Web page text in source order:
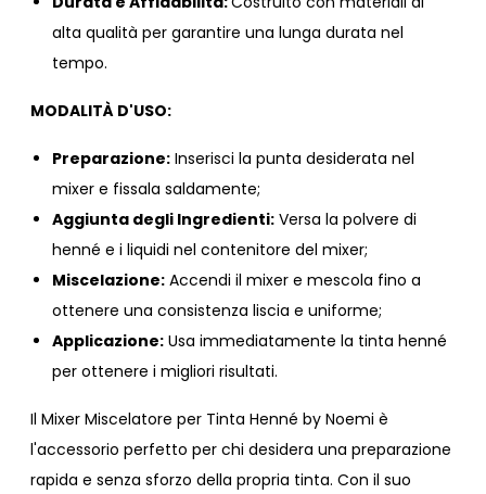
alta qualità per garantire una lunga durata nel
tempo.
MODALITÀ D'USO:
Preparazione: Inserisci la punta desiderata nel
mixer e fissala saldamente;
Aggiunta degli Ingredienti: Versa la polvere di
henné e i liquidi nel contenitore del mixer;
Miscelazione: Accendi il mixer e mescola fino a
ottenere una consistenza liscia e uniforme;
Applicazione: Usa immediatamente la tinta henné
per ottenere i migliori risultati.
Il Mixer Miscelatore per Tinta Henné by Noemi è
l'accessorio perfetto per chi desidera una preparazione
rapida e senza sforzo della propria tinta. Con il suo